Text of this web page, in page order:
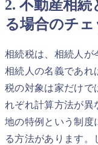
2. 不動産相
る場合のチ
相続税は、相続人が
相続人の名義であれ
税の対象は家だけで
れぞれ計算方法が異
地の特例という制度
る方法があります